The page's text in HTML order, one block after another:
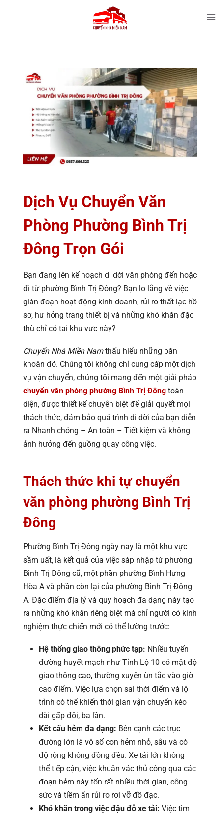
Dịch Vụ Chuyển Văn
Phòng Phường Bình Trị
Đông Trọn Gói
Bạn đang lên kế hoạch di dời văn phòng đến hoặc
đi từ phường Bình Trị Đông? Bạn lo lắng về việc
gián đoạn hoạt động kinh doanh, rủi ro thất lạc hồ
sơ, hư hỏng trang thiết bị và những khó khăn đặc
thù chỉ có tại khu vực này?
Chuyển Nhà Miền Namthấu hiểu những băn
khoăn đó. Chúng tôi không chỉ cung cấp một dịch
vụ vận chuyển, chúng tôi mang đến một giải pháp
chuyển văn phòng phường Bình Trị Đông toàn
diện, được thiết kế chuyên biệt để giải quyết mọi
thách thức, đảm bảo quá trình di dời của bạn diễn
ra Nhanh chóng – An toàn – Tiết kiệm và không
ảnh hưởng đến guồng quay công việc.
Thách thức khi tự chuyển
văn phòng phường Bình Trị
Đông
Phường Bình Trị Đông ngày nay là một khu vực
sầm uất, là kết quả của việc sáp nhập từ phường
Bình Trị Đông cũ, một phần phường Bình Hưng
Hòa A và phần còn lại của phường Bình Trị Đông
A. Đặc điểm địa lý và quy hoạch đa dạng này tạo
ra những khó khăn riêng biệt mà chỉ người có kinh
nghiệm thực chiến mới có thể lường trước:
Hệ thống giao thông phức tạp: Nhiều tuyến
đường huyết mạch như Tỉnh Lộ 10 có mật độ
giao thông cao, thường xuyên ùn tắc vào giờ
cao điểm. Việc lựa chọn sai thời điểm và lộ
trình có thể khiến thời gian vận chuyển kéo
dài gấp đôi, ba lần.
Kết cấu hẻm đa dạng: Bên cạnh các trục
đường lớn là vô số con hẻm nhỏ, sâu và có
độ rộng không đồng đều. Xe tải lớn không
thể tiếp cận, việc khuân vác thủ công qua các
đoạn hẻm này tốn rất nhiều thời gian, công
sức và tiềm ẩn rủi ro rơi vỡ đồ đạc.
Khó khăn trong việc đậu đỗ xe tải: Việc tìm